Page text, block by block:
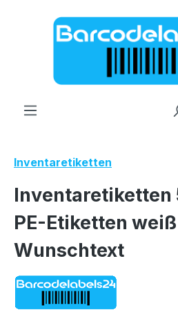
Zum Hauptinhalt springen
Inventaretiketten
Inventaretiketten
PE-Etiketten
Wunschtext